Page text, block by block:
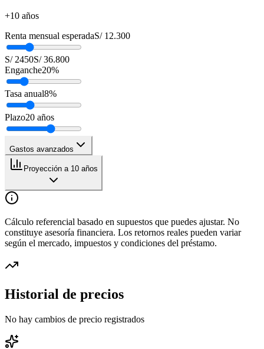
+10 años
Renta mensual esperadaS/ 12.300
S/ 2450S/ 36.800
Enganche20%
Tasa anual8%
Plazo20 años
Gastos avanzados
Proyección a 10 años
Cálculo referencial basado en supuestos que puedes ajustar. No
constituye asesoría financiera. Los retornos reales pueden variar
según el mercado, impuestos y condiciones del préstamo.
Historial de precios
No hay cambios de precio registrados